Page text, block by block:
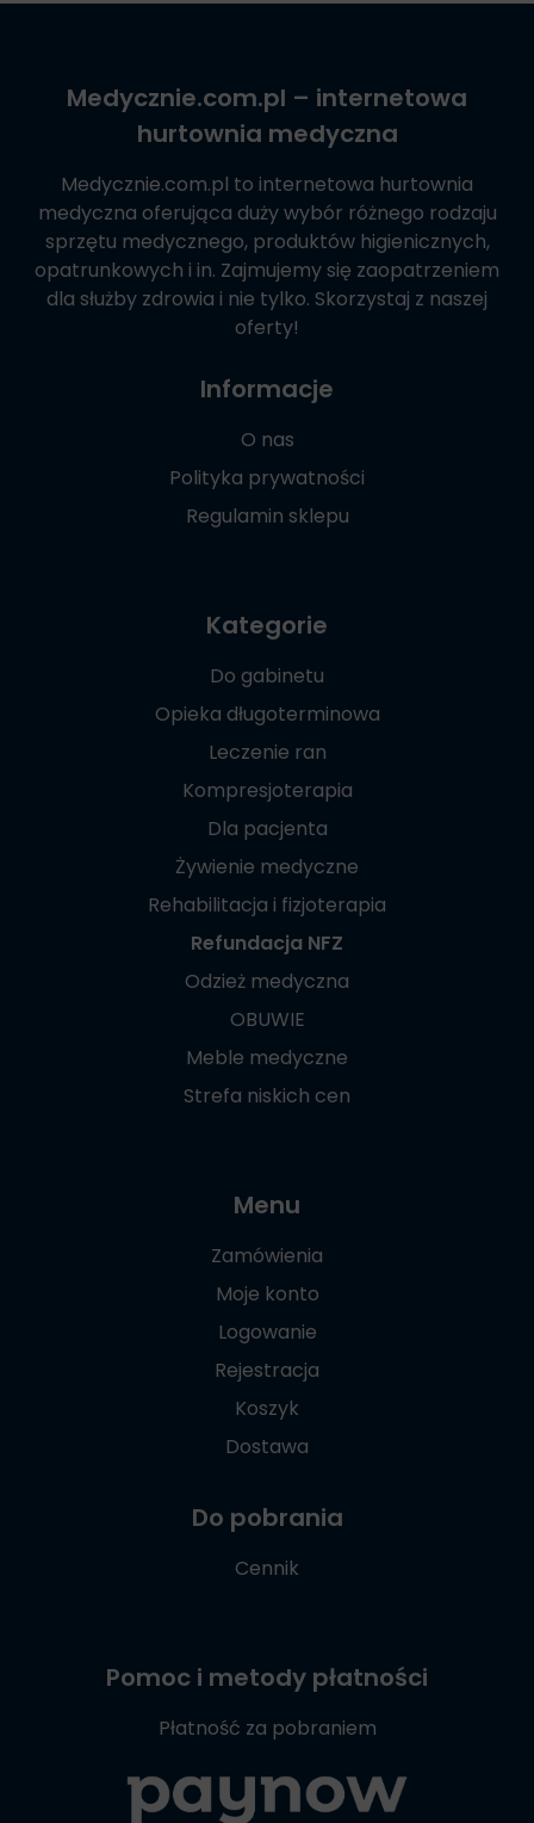
Medycznie.com.pl – internetowa
hurtownia medyczna
Medycznie.com.pl to internetowa hurtownia
medyczna oferująca duży wybór różnego rodzaju
sprzętu medycznego, produktów higienicznych,
opatrunkowych i in. Zajmujemy się zaopatrzeniem
dla służby zdrowia i nie tylko. Skorzystaj z naszej
oferty!
Informacje
O nas
Polityka prywatności
Regulamin sklepu
Kategorie
Do gabinetu
Opieka długoterminowa
Leczenie ran
Kompresjoterapia
Dla pacjenta
Żywienie medyczne
Rehabilitacja i fizjoterapia
Refundacja NFZ
Odzież medyczna
OBUWIE
Meble medyczne
Strefa niskich cen
Menu
Zamówienia
Moje konto
Logowanie
Rejestracja
Koszyk
Dostawa
Do pobrania
Cennik
Pomoc i metody płatności
Płatność za pobraniem